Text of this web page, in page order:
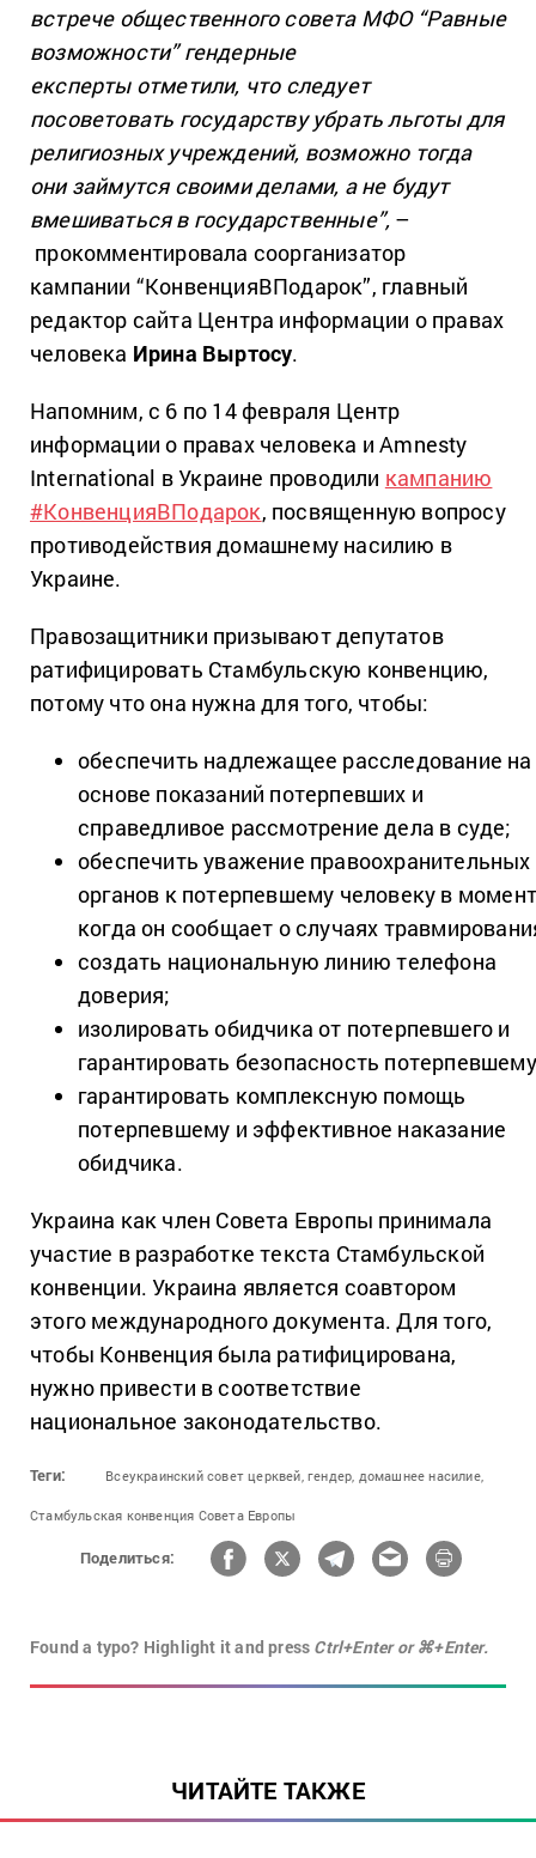
встрече общественного совета МФО “Равные
возможности” гендерные
експерты отметили, что следует
посоветовать государству убрать льготы для
религиозных учреждений, возможно тогда
они займутся своими делами, а не будут
вмешиваться в государственные”, –
прокомментировала соорганизатор
кампании “КонвенцияВПодарок”, главный
редактор сайта Центра информации о правах
человека Ирина Выртосу.
Напомним, с 6 по 14 февраля Центр
информации о правах человека и Amnesty
International в Украине проводили кампанию
#КонвенцияВПодарок, посвященную вопросу
противодействия домашнему насилию в
Украине.
Правозащитники призывают депутатов
ратифицировать Стамбульскую конвенцию,
потому что она нужна для того, чтобы:
обеспечить надлежащее расследование на
основе показаний потерпевших и
справедливое рассмотрение дела в суде;
обеспечить уважение правоохранительных
органов к потерпевшему человеку в
когда он сообщает о случаях
создать национальную линию телефона
доверия;
изолировать обидчика от потерпевшего и
гарантировать безопасность
гарантировать комплексную помощь
потерпевшему и эффективное наказание
обидчика.
Украина как член Совета Европы принимала
участие в разработке текста Стамбульской
конвенции. Украина является соавтором
этого международного документа. Для того,
чтобы Конвенция была ратифицирована,
нужно привести в соответствие
национальное законодательство.
Теги: Всеукраинский совет церквей, гендер, домашнее насилие,
Стамбульская конвенция Совета Европы
Поделиться:
Found a typo? Highlight it and press Ctrl+Enter or ⌘+Enter.
ЧИТАЙТЕ ТАКЖЕ